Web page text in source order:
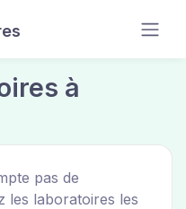
à
pas de
les laboratoires les